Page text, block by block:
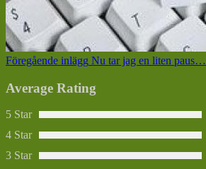
Föregående inlägg Nu tar jag en liten paus…
Average Rating
5 Star
4 Star
3 Star